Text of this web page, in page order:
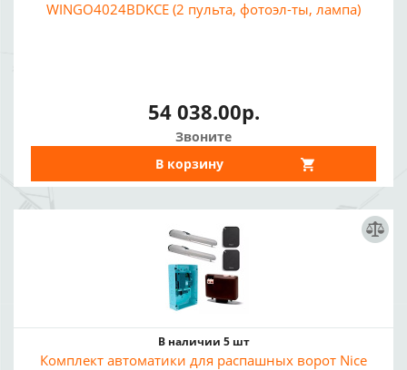
WINGO4024BDKCE (2 пульта, фотоэл-ты, лампа)
54 038.00р.
Звоните
В корзину
В наличии 5 шт
Комплект автоматики для распашных ворот Nice